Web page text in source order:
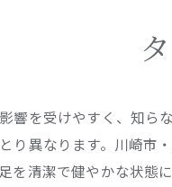
響を受けやすく、知ら
り異なります。川崎市
を清潔で健やかな状態